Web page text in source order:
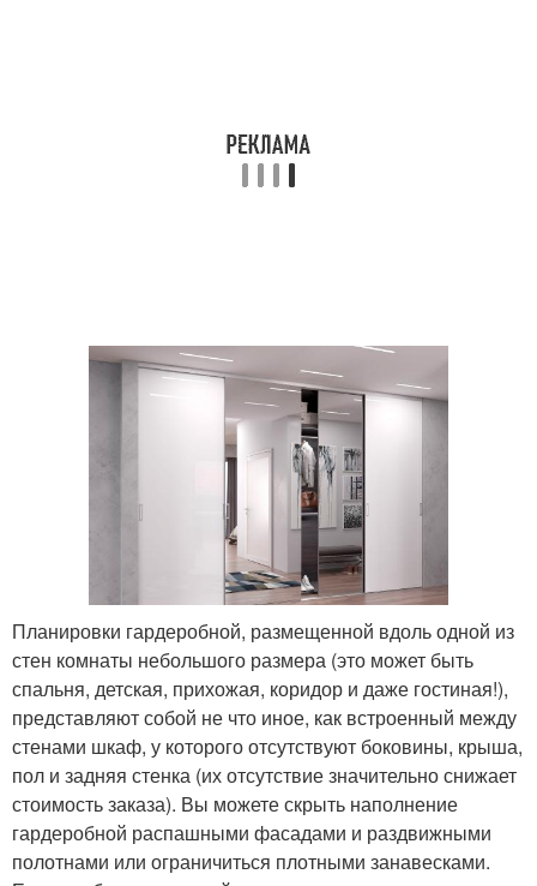
Планировки гардеробной, размещенной вдоль одной из
стен комнаты небольшого размера (это может быть
спальня, детская, прихожая, коридор и даже гостиная!),
представляют собой не что иное, как встроенный между
стенами шкаф, у которого отсутствуют боковины, крыша,
пол и задняя стенка (их отсутствие значительно снижает
стоимость заказа). Вы можете скрыть наполнение
гардеробной распашными фасадами и раздвижными
полотнами или ограничиться плотными занавесками.